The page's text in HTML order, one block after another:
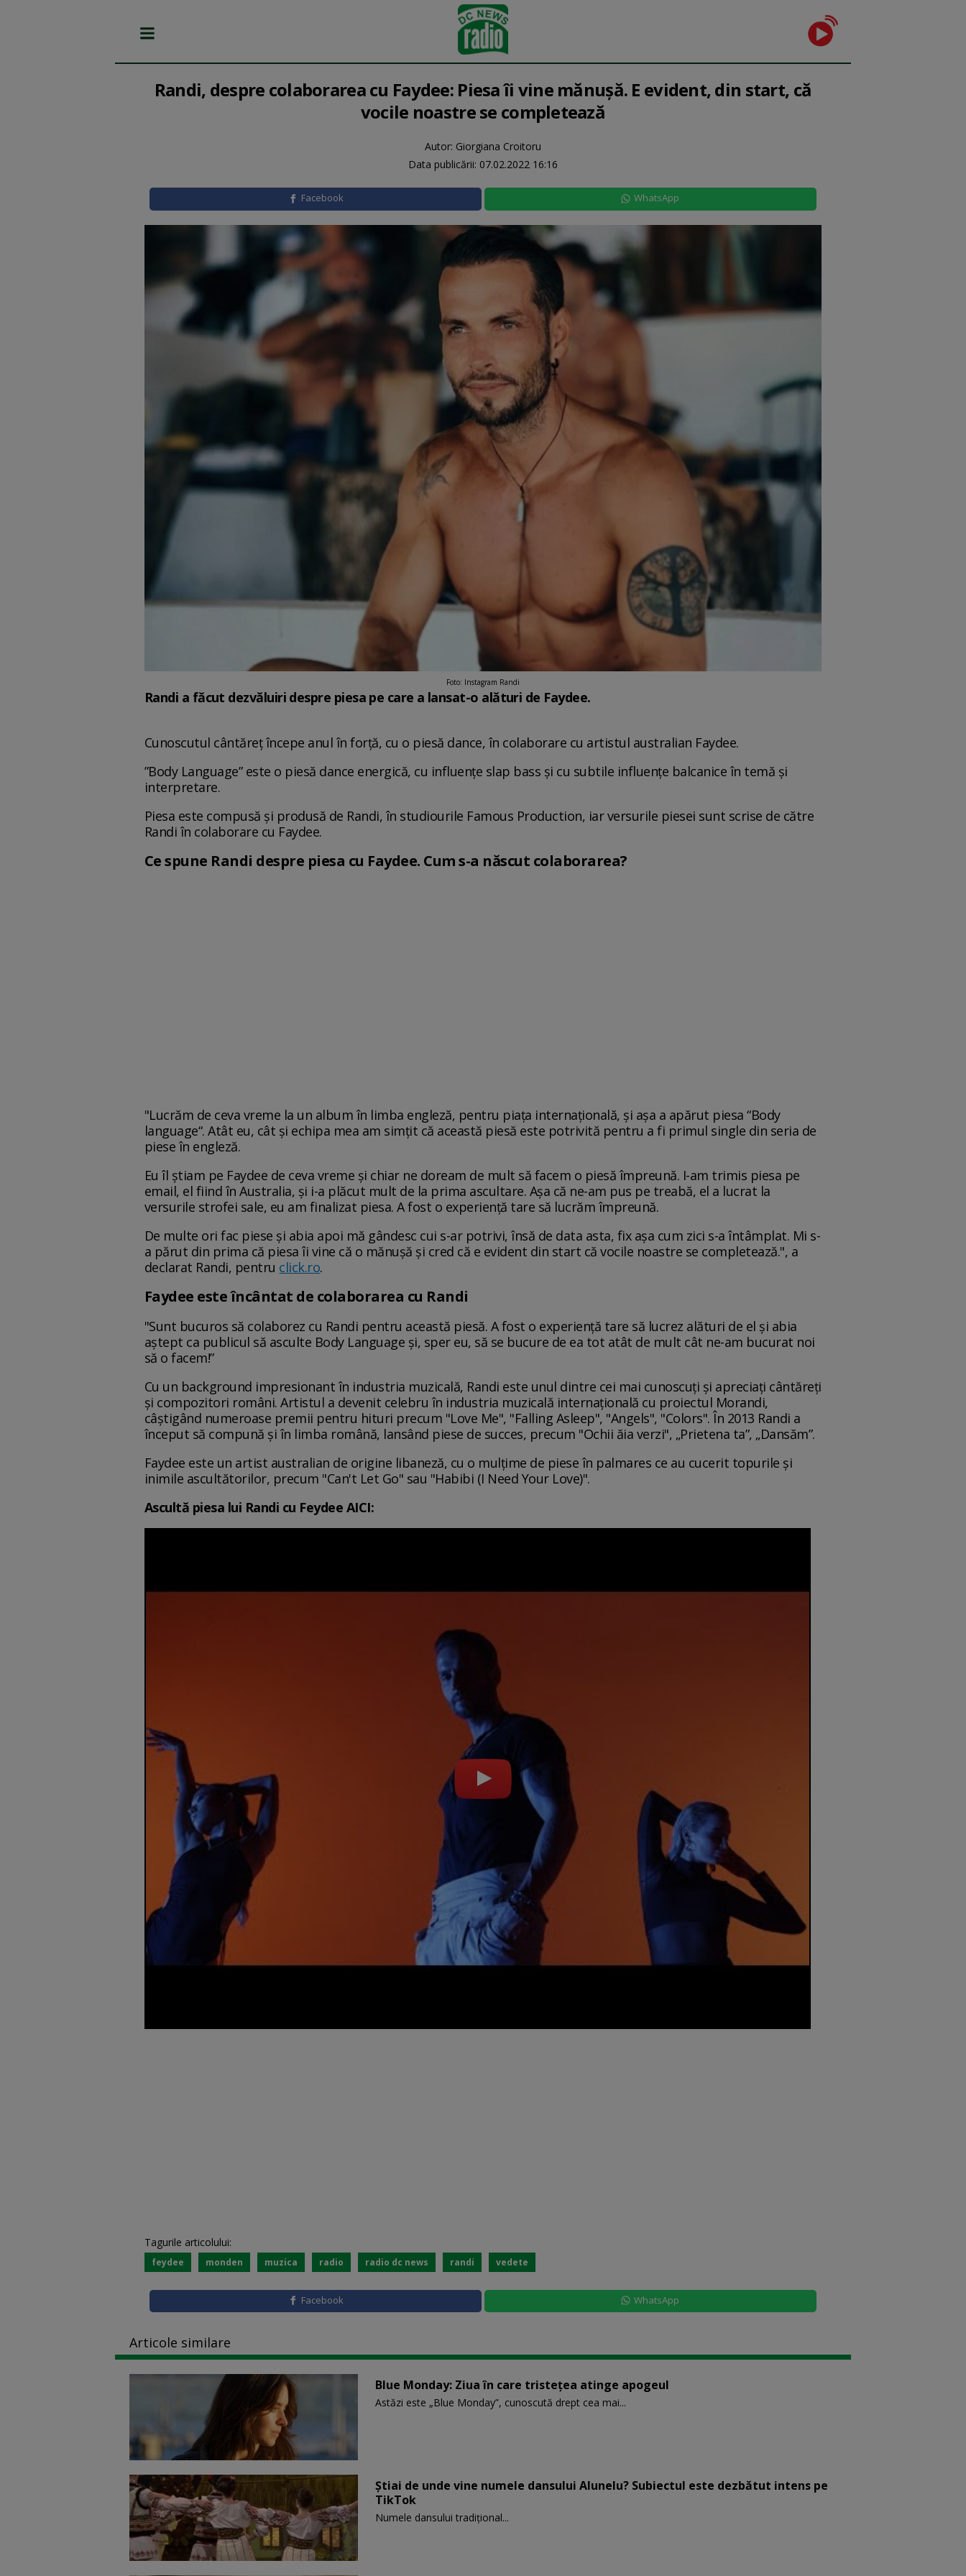
Randi, despre colaborarea cu Faydee: Piesa îi vine mănușă. E evident, din start, că
vocile noastre se completează
Autor: Giorgiana Croitoru
Data publicării: 07.02.2022 16:16
Facebook WhatsApp
Foto: Instagram Randi
Randi a făcut dezvăluiri despre piesa pe care a lansat-o alături de Faydee.
Cunoscutul cântăreț începe anul în forță, cu o piesă dance, în colaborare cu artistul australian Faydee.
”Body Language” este o piesă dance energică, cu influențe slap bass și cu subtile influențe balcanice în temă și
interpretare.
Piesa este compusă și produsă de Randi, în studiourile Famous Production, iar versurile piesei sunt scrise de către
Randi în colaborare cu Faydee.
Ce spune Randi despre piesa cu Faydee. Cum s-a născut colaborarea?
"Lucrăm de ceva vreme la un album în limba engleză, pentru piața internațională, și așa a apărut piesa “Body
language“. Atât eu, cât și echipa mea am simțit că această piesă este potrivită pentru a fi primul single din seria de
piese în engleză.
Eu îl știam pe Faydee de ceva vreme și chiar ne doream de mult să facem o piesă împreună. I-am trimis piesa pe
email, el fiind în Australia, și i-a plăcut mult de la prima ascultare. Așa că ne-am pus pe treabă, el a lucrat la
versurile strofei sale, eu am finalizat piesa. A fost o experiență tare să lucrăm împreună.
De multe ori fac piese și abia apoi mă gândesc cui s-ar potrivi, însă de data asta, fix așa cum zici s-a întâmplat. Mi s-
a părut din prima că piesa îi vine că o mănușă și cred că e evident din start că vocile noastre se completează.", a
declarat Randi, pentru click.ro.
Faydee este încântat de colaborarea cu Randi
"Sunt bucuros să colaborez cu Randi pentru această piesă. A fost o experiență tare să lucrez alături de el și abia
aștept ca publicul să asculte Body Language și, sper eu, să se bucure de ea tot atât de mult cât ne-am bucurat noi
să o facem!”
Cu un background impresionant în industria muzicală, Randi este unul dintre cei mai cunoscuți și apreciați cântăreți
și compozitori români. Artistul a devenit celebru în industria muzicală internațională cu proiectul Morandi,
câștigând numeroase premii pentru hituri precum "Love Me", "Falling Asleep", "Angels", "Colors". În 2013 Randi a
început să compună și în limba română, lansând piese de succes, precum "Ochii ăia verzi", „Prietena ta”, „Dansăm”.
Faydee este un artist australian de origine libaneză, cu o mulțime de piese în palmares ce au cucerit topurile și
inimile ascultătorilor, precum "Can't Let Go" sau "Habibi (I Need Your Love)".
Ascultă piesa lui Randi cu Feydee AICI:
Tagurile articolului:
feydee monden muzica radio radio dc news randi vedete
Facebook WhatsApp
Articole similare
Blue Monday: Ziua în care tristețea atinge apogeul
Astăzi este „Blue Monday”, cunoscută drept cea mai...
Știai de unde vine numele dansului Alunelu? Subiectul este dezbătut intens pe
TikTok
Numele dansului tradițional...